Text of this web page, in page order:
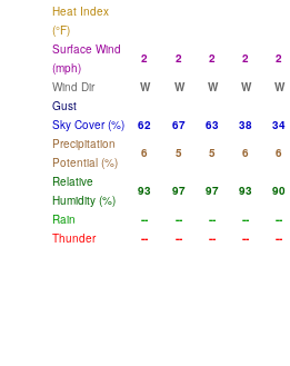
Heat Index
(°F)
Surface Wind
(mph)
2 2 2 2 2
Wind Dir
W W W W W
Gust
Sky Cover (%)
62 67 63 38 34
Precipitation
Potential (%)
6 5 5 6 6
Relative
Humidity (%)
93 97 97 93 90
Rain
-- -- -- -- --
Thunder
-- -- -- -- --